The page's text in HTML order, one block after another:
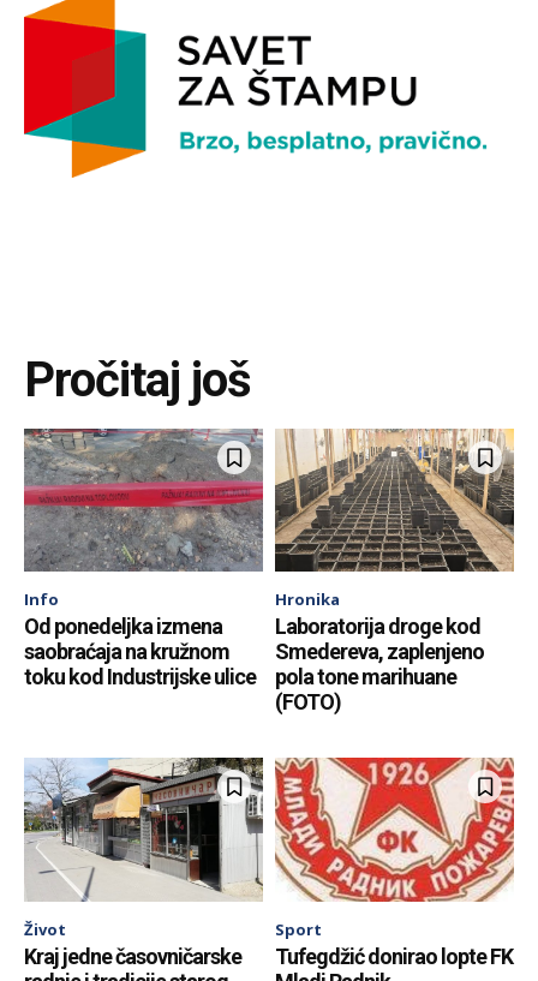
Pročitaj još
Info
Od ponedeljka izmena
saobraćaja na kružnom
toku kod Industrijske ulice
Hronika
Laboratorija droge kod
Smedereva, zaplenjeno
pola tone marihuane
(FOTO)
Život
Kraj jedne časovničarske
Sport
Tufegdžić donirao lopte FK